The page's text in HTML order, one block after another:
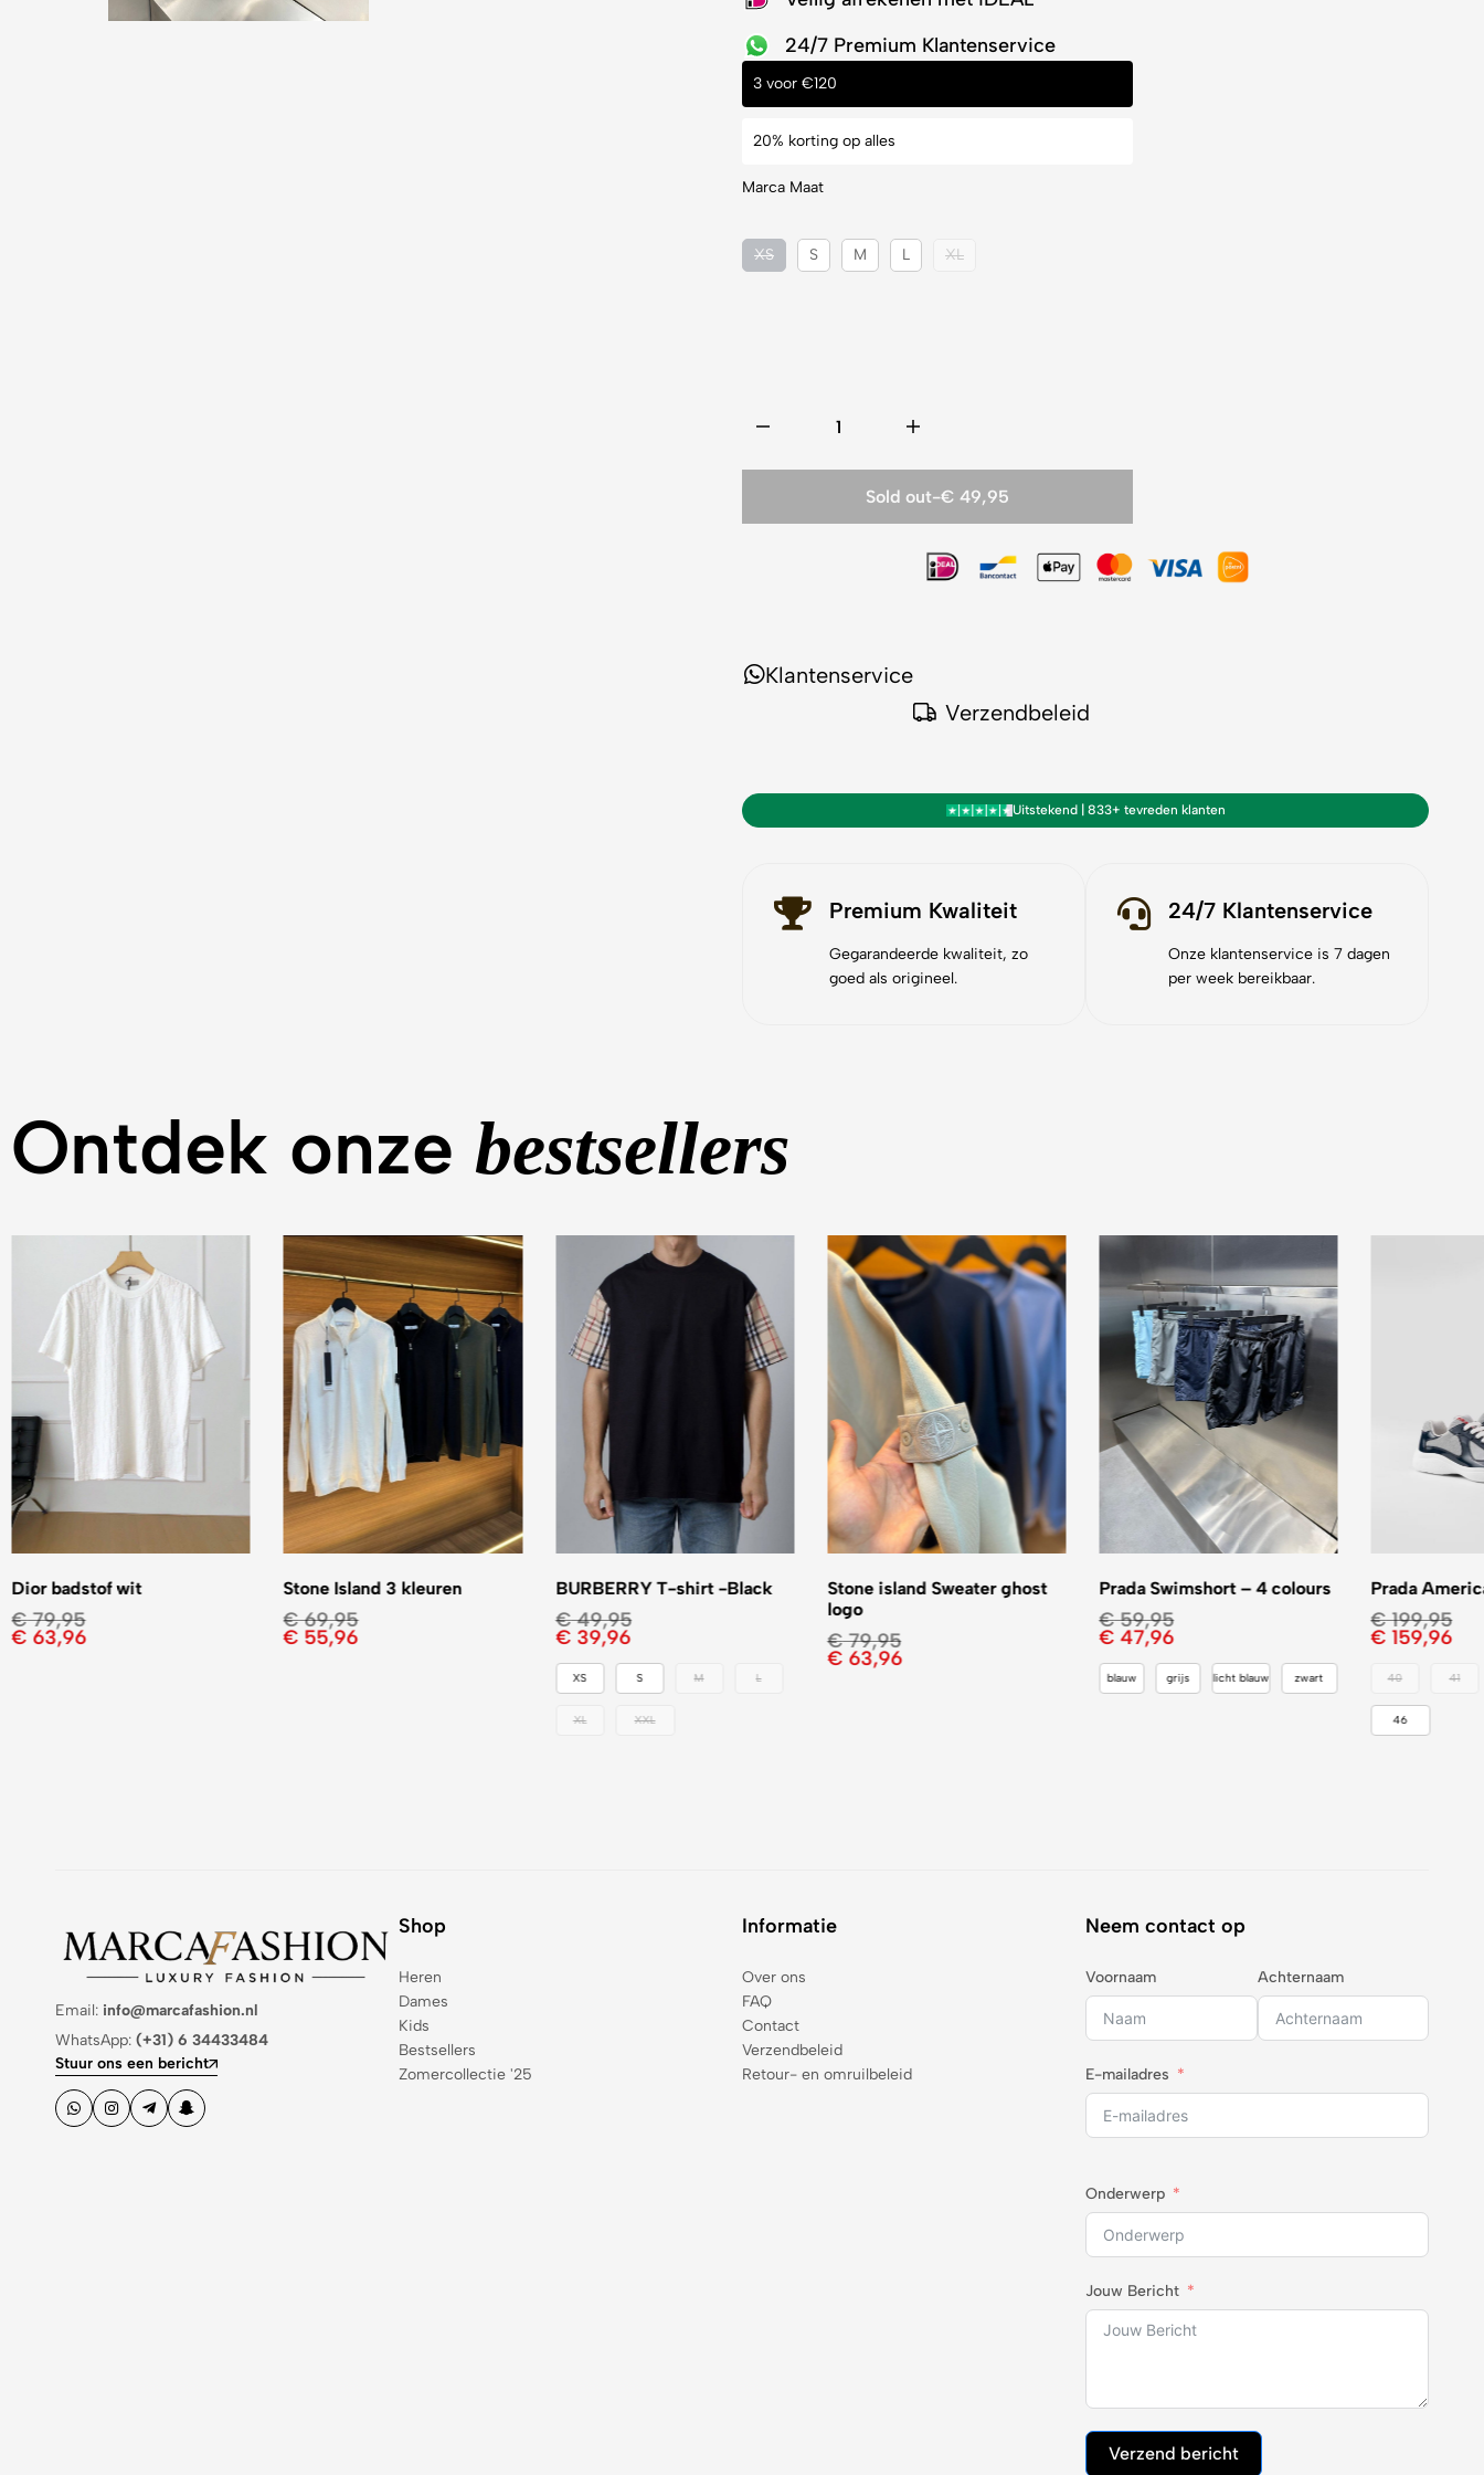
24/7 Premium Klantenservice
3 voor €120
20% korting op alles
Marca Maat
XS S M L XL
Sold out-€ 49,95
Klantenservice
Verzendbeleid
Uitstekend | 833+ tevreden klanten
Premium Kwaliteit
Gegarandeerde kwaliteit, zo
goed als origineel.
24/7 Klantenservice
Onze klantenservice is 7 dagen
per week bereikbaar.
Ontdek onze bestsellers
Dior badstof wit
€79,95
€ 63,96
Stone Island 3 kleuren
€69,95
€ 55,96
BURBERRY T-shirt -Black
€49,95
€39,96
XS S M L
XL XXL
Stone island Sweater ghost
logo
€79,95
€63,96
Prada Swimshort – 4 colours
€59,95
€47,96
blauw grijs licht blauw zwart
Prada
€199,95
€159,96
40 41
46
Email: info@marcafashion.nl
WhatsApp: (+31) 6 34433484
Stuur ons een bericht
Shop
Heren
Dames
Kids
Bestsellers
Zomercollectie '25
Informatie
Over ons
FAQ
Contact
Verzendbeleid
Retour- en omruilbeleid
Neem contact op
Voornaam Achternaam
E-mailadres
Onderwerp
Jouw Bericht
Verzend bericht